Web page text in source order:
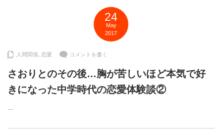
24
May
2017
人間関係 恋愛 コメントを書く
さおりとのその後…胸が苦しいほど本気で好
きになった中学時代の恋愛体験談②
…